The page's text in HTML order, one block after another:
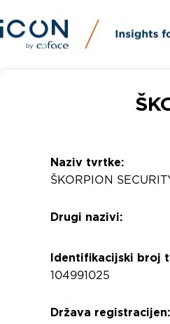
Naziv tvrtke:
ŠKORPION
Drugi nazivi:
Identifikacijski broj
104991025
Država registracijen: